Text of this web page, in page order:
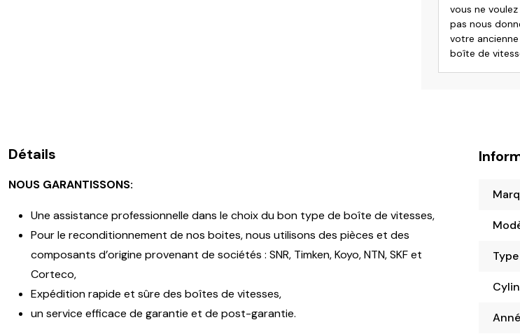
vous ne voulez
pas nous
votre ancienne
boîte de
Détails
NOUS GARANTISSONS:
Une assistance professionnelle dans le choix du bon type de boîte de vitesses,
Pour le reconditionnement de nos boites, nous utilisons des pièces et des
composants d’origine provenant de sociétés : SNR, Timken, Koyo, NTN, SKF et
Corteco,
Expédition rapide et sûre des boîtes de vitesses,
un service efficace de garantie et de post-garantie.